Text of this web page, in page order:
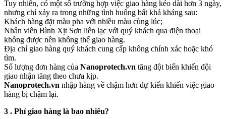
Tuy nhiên, có một số trường hợp việc giao hàng kéo dài hơn 3 ngày,
nhưng chỉ xảy ra trong những tình huống bất khả kháng sau:
Khách hàng đặt màu pha với nhiều màu cùng lúc;
Nhân viên Bình Xịt Sơn liên lạc với quý khách qua điện thoại
không được nên không thể giao hàng.
Địa chỉ giao hàng quý khách cung cấp không chính xác hoặc khó
tìm.
Số lượng đơn hàng của Nanoprotech.vn tăng đột biến khiến đội
giao nhận tăng theo chưa kịp.
Nanoprotech.vn nhập hàng về chậm hơn dự kiến khiến việc giao
hàng bị chậm lại.
3 . Phí giao hàng là bao nhiêu?